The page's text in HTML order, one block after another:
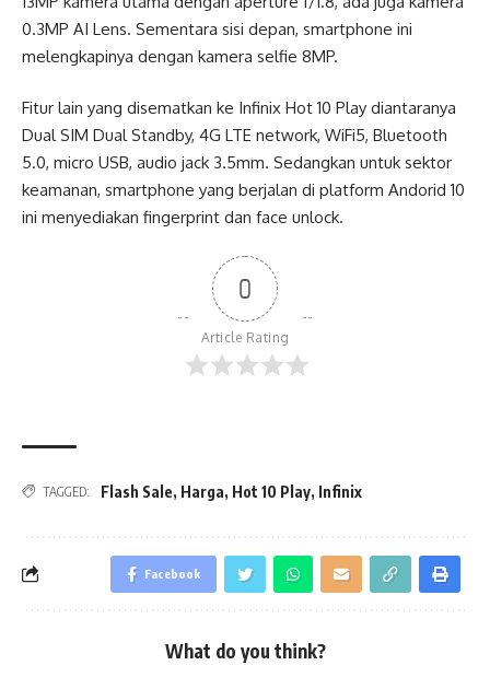
0.3MP AI Lens. Sementara sisi depan, smartphone ini
melengkapinya dengan kamera selfie 8MP.
Fitur lain yang disematkan ke Infinix Hot 10 Play diantaranya
Dual SIM Dual Standby, 4G LTE network, WiFi5, Bluetooth
5.0, micro USB, audio jack 3.5mm. Sedangkan untuk sektor
keamanan, smartphone yang berjalan di platform Andorid 10
ini menyediakan fingerprint dan face unlock.
0
Article Rating
TAGGED: Flash Sale, Harga, Hot 10 Play, Infinix
Facebook
What do you think?